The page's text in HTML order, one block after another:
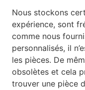
Nous stockons
expérience, sont
comme nous
personnalisés, il
les pièces. De
obsolètes et cela
trouver une pièce